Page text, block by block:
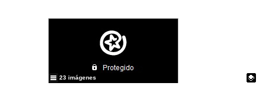
23 imágenes